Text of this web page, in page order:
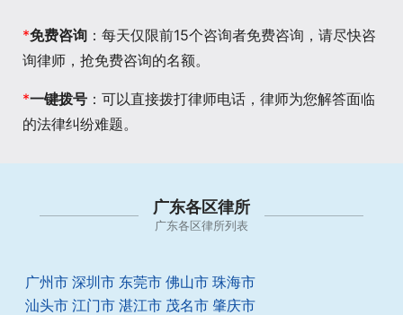
*免费咨询 ：每天仅限前15个咨询者免费咨询，请尽快咨
询律师，抢免费咨询的名额。
*一键拨号 ：可以直接拨打律师电话，律师为您解答面临
的法律纠纷难题。
广东各区律所
广东各区律所列表
广州市 深圳市 东莞市 佛山市 珠海市
汕头市 江门市 湛江市 茂名市 肇庆市